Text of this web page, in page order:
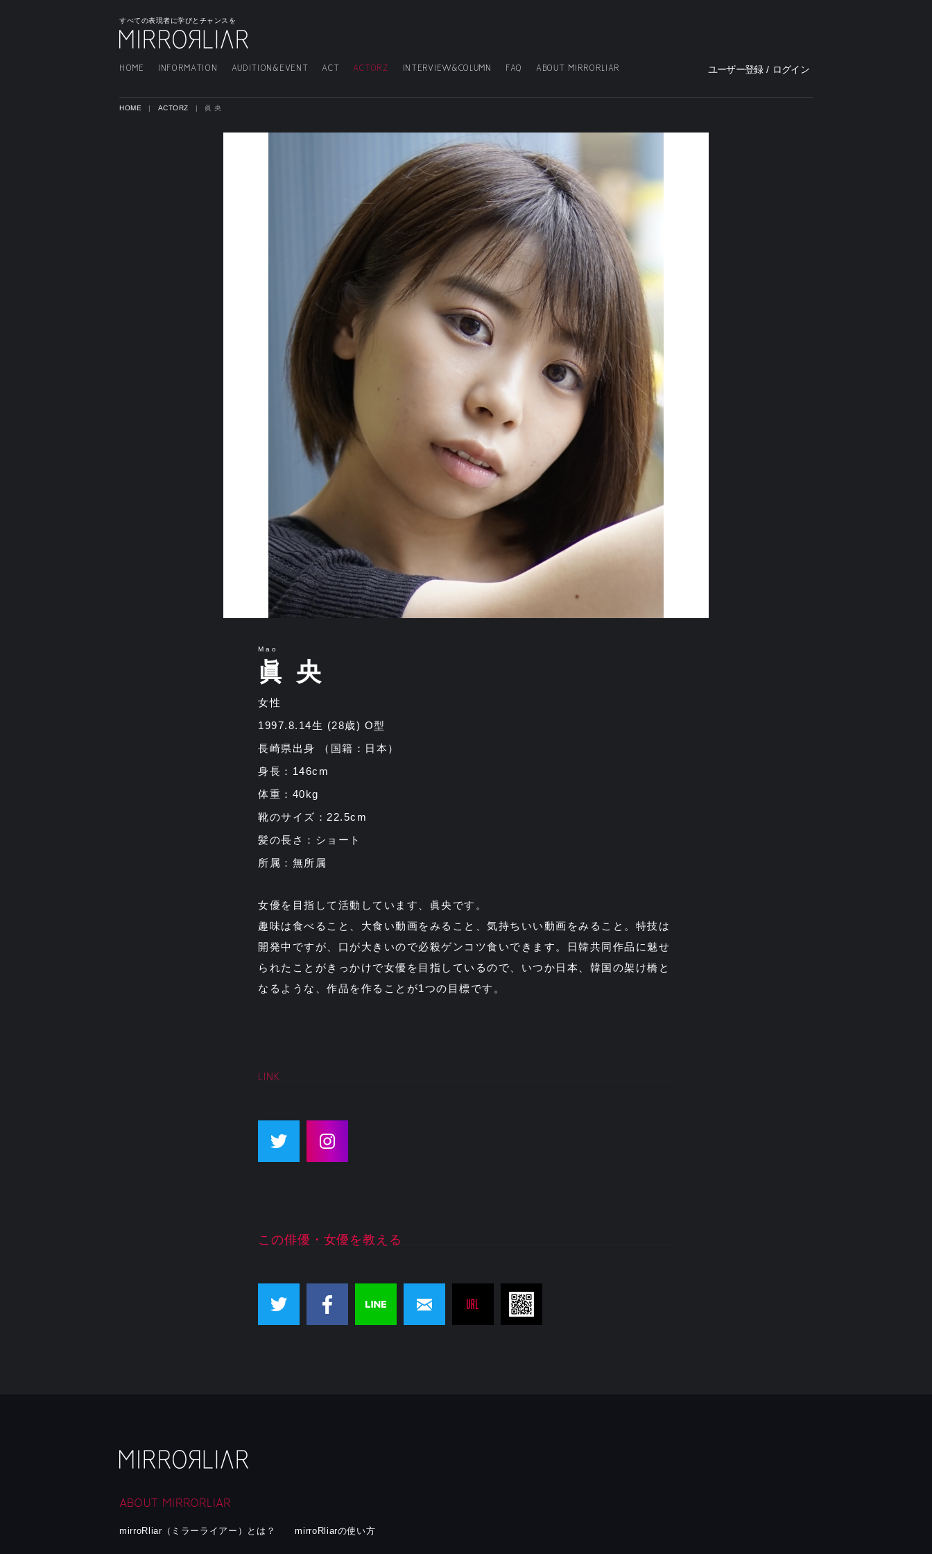
すべての表現者に学びとチャンスを
HOME INFORMATION AUDITION&EVENT ACT ACTORZ INTERVIEW&COLUMN FAQ ABOUT MIRRORLIAR ユーザー登録 / ログイン
HOME ACTORZ 眞 央
Mao
眞 央
女性
1997.8.14生 (28歳) O型
長崎県出身 （国籍：日本）
身長：146cm
体重：40kg
靴のサイズ：22.5cm
髪の長さ：ショート
所属：無所属
女優を目指して活動しています、眞央です。
趣味は食べること、大食い動画をみること、気持ちいい動画をみること。特技は
開発中ですが、口が大きいので必殺ゲンコツ食いできます。日韓共同作品に魅せ
られたことがきっかけで女優を目指しているので、いつか日本、韓国の架け橋と
なるような、作品を作ることが1つの目標です。
LINK
この俳優・女優を教える
ABOUT MIRRORLIAR
mirroRliar（ミラーライアー）とは？ mirroRliarの使い方